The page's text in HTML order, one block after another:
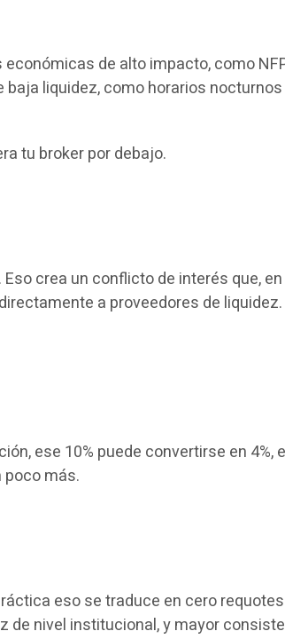
de alto impacto, como
liquidez, como horarios
tu broker por debajo.
crea un conflicto de interés que,
a proveedores de
ese 10% puede convertirse en 4%,
poco más.
eso se traduce en cero
de nivel institucional, y mayor